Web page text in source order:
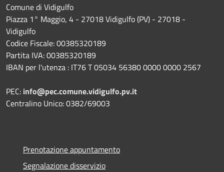
Comune di Vidigulfo
Piazza 1° Maggio, 4 - 27018 Vidigulfo (PV) - 27018 -
Vidigulfo
Codice Fiscale: 00385320189
Partita IVA: 00385320189
IBAN per l'utenza : IT76 T 05034 56380 0000 0000 2567
PEC: info@pec.comune.vidigulfo.pv.it
Centralino Unico: 0382/69003
Prenotazione appuntamento
Segnalazione disservizio